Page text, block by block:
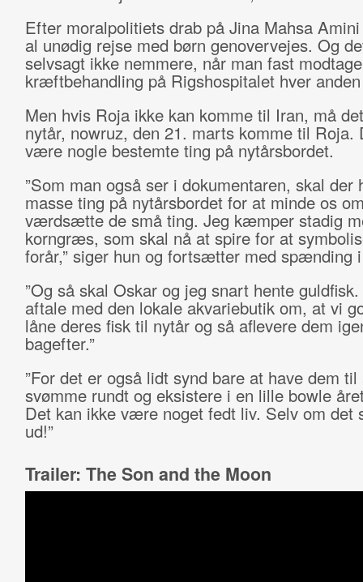
Efter moralpolitiets drab på Jina Mahsa
al unødig rejse med børn genovervejes. Og
selvsagt ikke nemmere, når man fast
kræftbehandling på Rigshospitalet hver
Men hvis Roja ikke kan komme til Iran, må
nytår, nowruz, den 21. marts komme til Roja.
være nogle bestemte ting på nytårsbordet.
”Som man også ser i dokumentaren, skal der
masse ting på nytårsbordet for at minde os
værdsætte de små ting. Jeg kæmper stadig
korngræs, som skal nå at spire for at
forår,” siger hun og fortsætter med spænding
”Og så skal Oskar og jeg snart hente
aftale med den lokale akvariebutik om, at vi
låne deres fisk til nytår og så aflevere dem
bagefter.”
”For det er også lidt synd bare at have dem til
svømme rundt og eksistere i en lille bowle
Det kan ikke være noget fedt liv. Selv om det
ud!”
Trailer: The Son and the Moon